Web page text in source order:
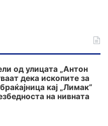
од улицата „Антон
дека ископите за
кај „Лимак“
на нивната